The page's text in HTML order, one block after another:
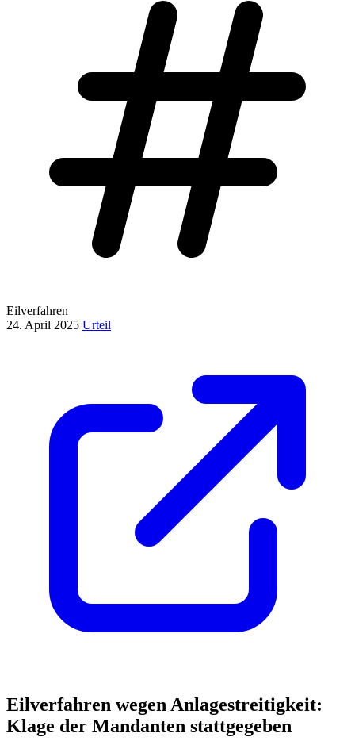
Eilverfahren
24. April 2025 Urteil
Eilverfahren wegen Anlagestreitigkeit:
Klage der Mandanten stattgegeben